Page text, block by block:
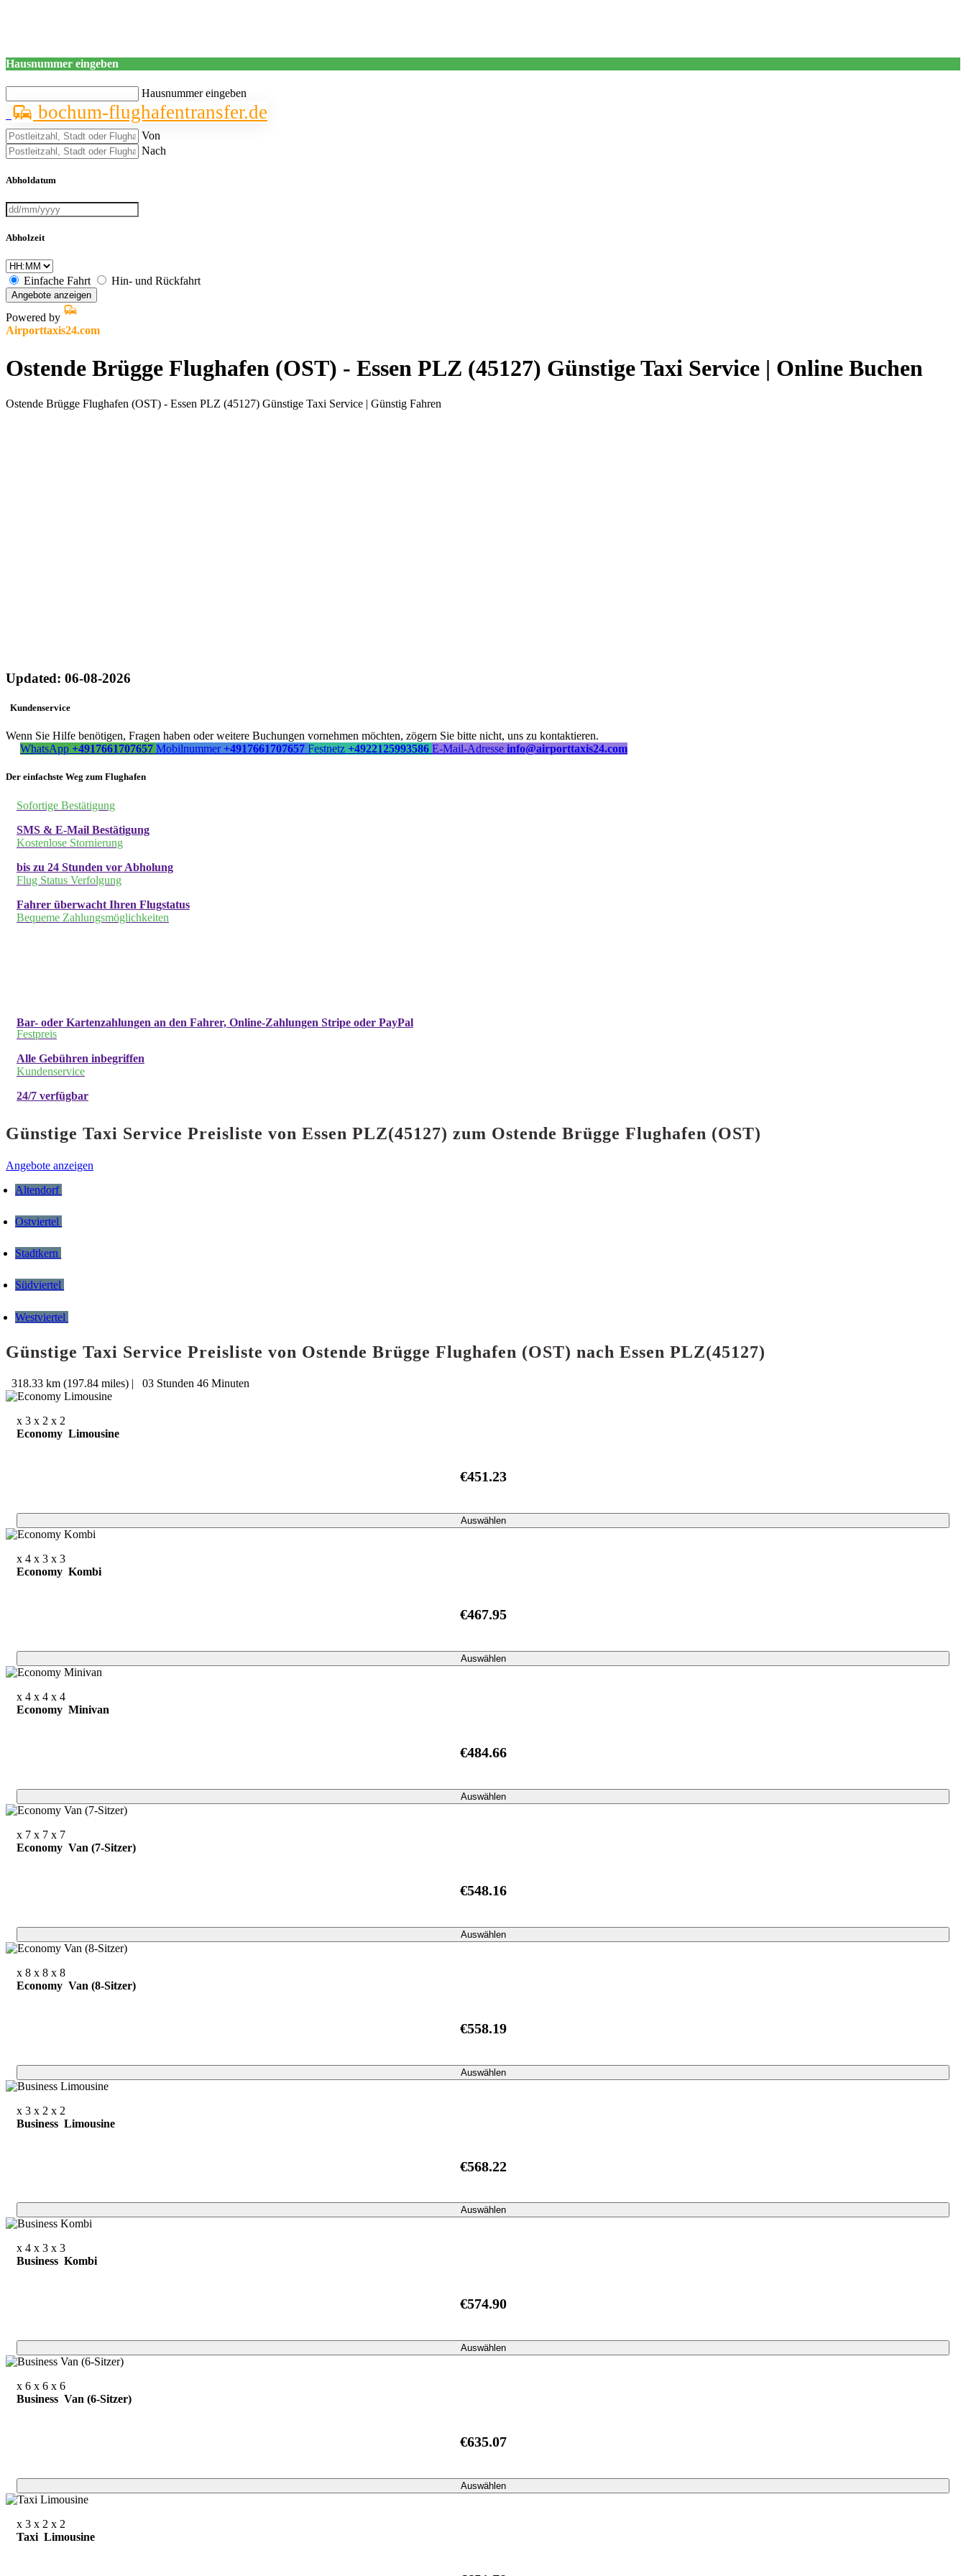
Hausnummer eingeben
Hausnummer eingeben
bochum-flughafentransfer.de
Von
Nach
Abholdatum
Abholzeit
Einfache Fahrt Hin- und Rückfahrt
Angebote anzeigen
Powered by
Airporttaxis24.com
Ostende Brügge Flughafen (OST) - Essen PLZ (45127) Günstige Taxi Service | Online Buchen
Ostende Brügge Flughafen (OST) - Essen PLZ (45127) Günstige Taxi Service | Günstig Fahren
Updated: 06-08-2026
Kundenservice
Wenn Sie Hilfe benötigen, Fragen haben oder weitere Buchungen vornehmen möchten, zögern Sie bitte nicht, uns zu kontaktieren.
WhatsApp +4917661707657 Mobilnummer +4917661707657 Festnetz +4922125993586 E-Mail-Adresse info@airporttaxis24.com
Der einfachste Weg zum Flughafen
Sofortige Bestätigung
SMS & E-Mail Bestätigung
Kostenlose Stornierung
bis zu 24 Stunden vor Abholung
Flug Status Verfolgung
Fahrer überwacht Ihren Flugstatus
Bequeme Zahlungsmöglichkeiten
Bar- oder Kartenzahlungen an den Fahrer, Online-Zahlungen Stripe oder PayPal
Festpreis
Alle Gebühren inbegriffen
Kundenservice
24/7 verfügbar
Günstige Taxi Service Preisliste von Essen PLZ(45127) zum Ostende Brügge Flughafen (OST)
Angebote anzeigen
Altendorf
Ostviertel
Stadtkern
Südviertel
Westviertel
Günstige Taxi Service Preisliste von Ostende Brügge Flughafen (OST) nach Essen PLZ(45127)
318.33 km (197.84 miles) | 03 Stunden 46 Minuten
x 3 x 2 x 2
Economy Limousine
€451.23
Auswählen
x 4 x 3 x 3
Economy Kombi
€467.95
Auswählen
x 4 x 4 x 4
Economy Minivan
€484.66
Auswählen
x 7 x 7 x 7
Economy Van (7-Sitzer)
€548.16
Auswählen
x 8 x 8 x 8
Economy Van (8-Sitzer)
€558.19
Auswählen
x 3 x 2 x 2
Business Limousine
€568.22
Auswählen
x 4 x 3 x 3
Business Kombi
€574.90
Auswählen
x 6 x 6 x 6
Business Van (6-Sitzer)
€635.07
Auswählen
x 3 x 2 x 2
Taxi Limousine